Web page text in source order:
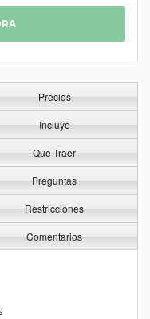
Precios
Incluye
Que Traer
Preguntas
Restricciones
Comentarios